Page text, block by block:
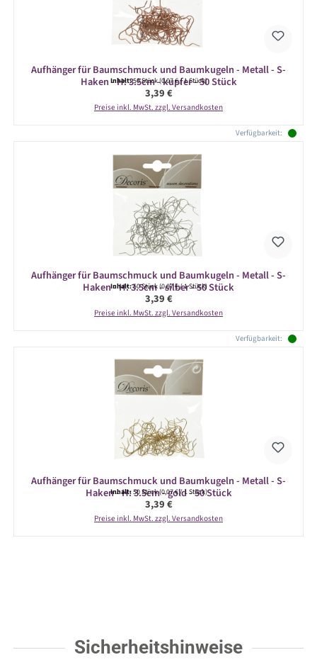
Aufhänger für Baumschmuck und Baumkugeln - Metall - S-
Haken - H: 3.5cm - kupfer - 50 Stück
Inhalt:50 Stück(0,07 € / 1 Stück)
Regulärer Preis:
3,39 €
Preise inkl. MwSt. zzgl. Versandkosten
Verfügbarkeit:
Aufhänger für Baumschmuck und Baumkugeln - Metall - S-
Haken - H: 3.5cm - silber - 50 Stück
Inhalt:50 Stück(0,07 € / 1 Stück)
Regulärer Preis:
3,39 €
Preise inkl. MwSt. zzgl. Versandkosten
Verfügbarkeit:
Aufhänger für Baumschmuck und Baumkugeln - Metall - S-
Haken - H: 3.5cm - gold - 50 Stück
Inhalt:50 Stück(0,07 € / 1 Stück)
Regulärer Preis:
3,39 €
Preise inkl. MwSt. zzgl. Versandkosten
Sicherheitshinweise